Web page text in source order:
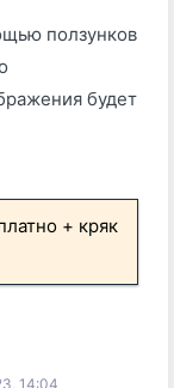
ползунков
будет
+ кряк
14:04